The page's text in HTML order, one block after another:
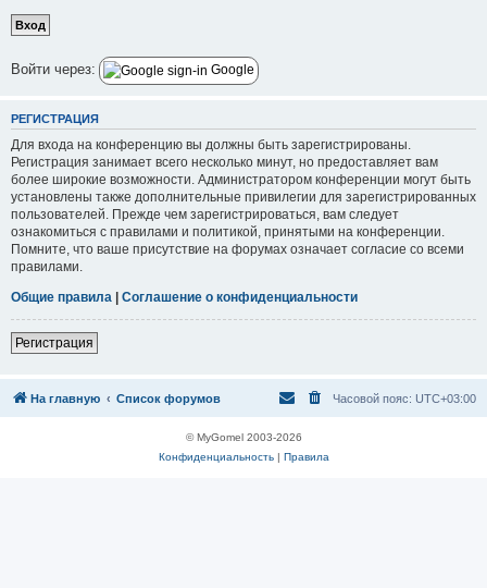
Войти через: Google
РЕГИСТРАЦИЯ
Для входа на конференцию вы должны быть зарегистрированы.
Регистрация занимает всего несколько минут, но предоставляет вам
более широкие возможности. Администратором конференции могут быть
установлены также дополнительные привилегии для зарегистрированных
пользователей. Прежде чем зарегистрироваться, вам следует
ознакомиться с правилами и политикой, принятыми на конференции.
Помните, что ваше присутствие на форумах означает согласие со всеми
правилами.
Общие правила | Соглашение о конфиденциальности
Регистрация
На главную Список форумов Часовой пояс: UTC+03:00
© MyGomel 2003-2026
Конфиденциальность| Правила